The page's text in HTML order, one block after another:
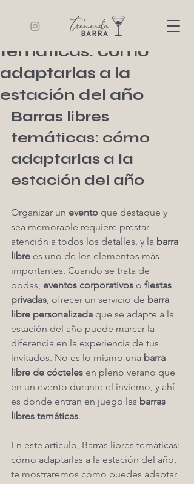
Barras libres
temáticas: cómo
adaptarlas a la
estación del año
Barras libres
temáticas: cómo
adaptarlas a la
estación del año
Organizar un evento que destaque y
sea memorable requiere prestar
atención a todos los detalles, y la barra
libre es uno de los elementos más
importantes. Cuando se trata de
bodas, eventos corporativos o fiestas
privadas, ofrecer un servicio de barra
libre personalizada que se adapte a la
estación del año puede marcar la
diferencia en la experiencia de tus
invitados. No es lo mismo una barra
libre de cócteles en pleno verano que
en un evento durante el invierno, y ahí
es donde entran en juego las barras
libres temáticas.
En este artículo, Barras libres temáticas:
cómo adaptarlas a la estación del año,
te mostraremos cómo puedes adaptar